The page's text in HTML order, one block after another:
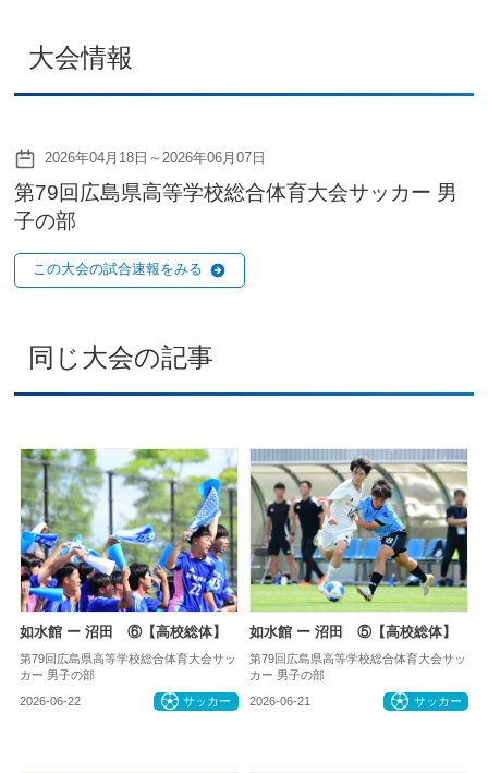
大会情報
2026年04月18日～2026年06月07日
第79回広島県高等学校総合体育大会サッカー 男
子の部
この大会の試合速報をみる
同じ大会の記事
如水館 ー 沼田 ⑥【高校総体】
第79回広島県高等学校総合体育大会サッ
カー 男子の部
2026-06-22 サッカー
如水館 ー 沼田 ⑤【高校総体】
第79回広島県高等学校総合体育大会サッ
カー 男子の部
2026-06-21 サッカー